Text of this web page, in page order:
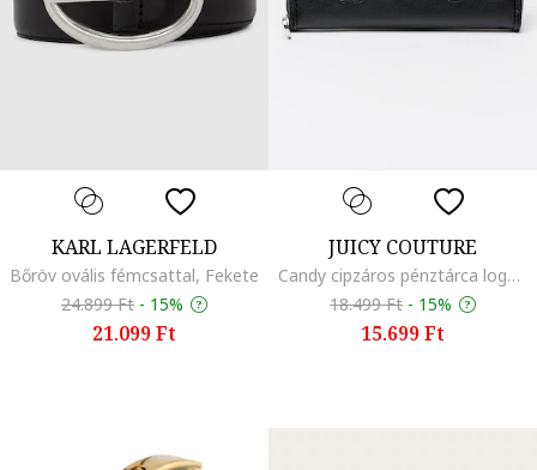
KARL LAGERFELD
Bőröv ovális fémcsattal, Fekete
24.899 Ft - 15%
21.099 Ft
JUICY COUTURE
Candy cipzáros pénztárca logóval, Fekete
18.499 Ft - 15%
15.699 Ft